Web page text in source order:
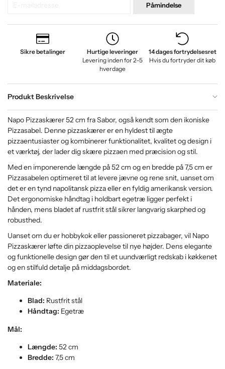
Påmindelse
Sikre betalinger
Hurtige leveringer
Levering inden for 2–5
hverdage
14 dages fortrydelsesret
Hvis du fortryder dit køb
Produkt Beskrivelse
Napo Pizzaskærer 52 cm fra Sabor, også kendt som den ikoniske
Pizzasabel. Denne pizzaskærer er en hyldest til ægte
pizzaentusiaster og kombinerer funktionalitet, kvalitet og design i
et værktøj, der lader dig skære pizzaen med præcision og stil.
Med en imponerende længde på 52 cm og en bredde på 7,5 cm er
Pizzasabelen optimeret til at levere jævne og rene snit, uanset om
det er en tynd napolitansk pizza eller en fyldig amerikansk version.
Det ergonomiske håndtag i holdbart egetræ ligger perfekt i
hånden, mens bladet af rustfrit stål sikrer langvarig skarphed og
robusthed.
Uanset om du er hobbykok eller passioneret pizzabager, vil Napo
Pizzaskærer løfte din pizzaoplevelse til nye højder. Dens elegante
og funktionelle design gør den til et uundværligt redskab i køkkenet
og en stilfuld detalje på middagsbordet.
Materiale:
Blad: Rustfrit stål
Håndtag: Egetræ
Mål:
Længde: 52 cm
Bredde: 7,5 cm